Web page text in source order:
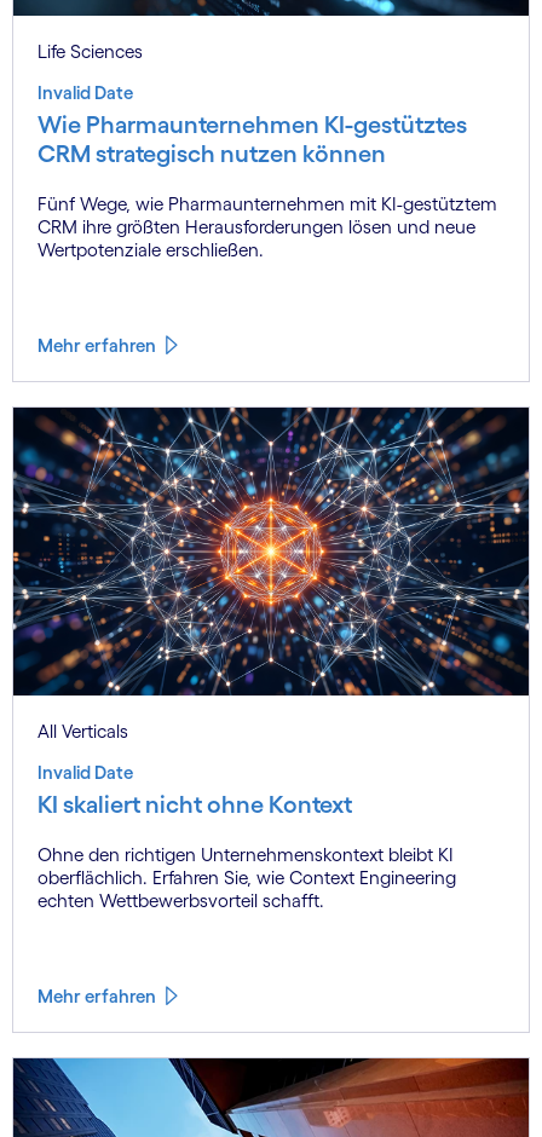
Life Sciences
Invalid Date
Wie Pharmaunternehmen KI-gestütztes
CRM strategisch nutzen können
Fünf Wege, wie Pharmaunternehmen mit KI-gestütztem
CRM ihre größten Herausforderungen lösen und neue
Wertpotenziale erschließen.
Mehr erfahren
All Verticals
Invalid Date
KI skaliert nicht ohne Kontext
Ohne den richtigen Unternehmenskontext bleibt KI
oberflächlich. Erfahren Sie, wie Context Engineering
echten Wettbewerbsvorteil schafft.
Mehr erfahren